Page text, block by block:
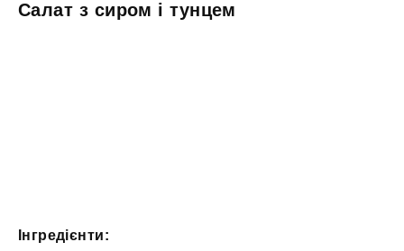
Салат з сиром і тунцем
Інгредієнти: